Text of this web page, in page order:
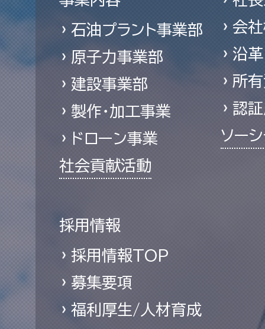
石油プラント事業部
原子力事業部
建設事業部
製作・加工事業
ドローン事業
社会貢献活動
会
沿革
所
認
ソー
採用情報
採用情報TOP
募集要項
福利厚生/人材育成